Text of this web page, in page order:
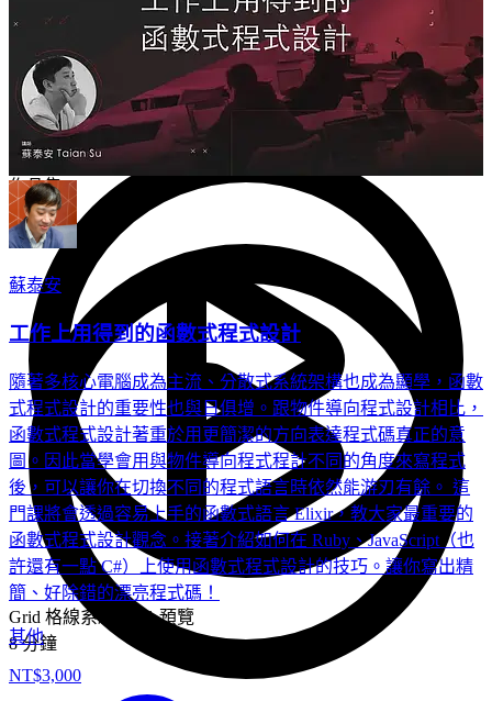
Flexbox
7 分鐘
Grid 格線系統 part1 預覽
8 分鐘
作品集
15 分鐘
蘇泰安
工作上用得到的函數式程式設計
隨著多核心電腦成為主流、分散式系統架構也成為顯學，函數
式程式設計的重要性也與日俱增。跟物件導向程式設計相比，
函數式程式設計著重於用更簡潔的方向表達程式碼真正的意
圖。因此當學會用與物件導向程式程計不同的角度來寫程式
後，可以讓你在切換不同的程式語言時依然能游刃有餘。 這
門課將會透過容易上手的函數式語言 Elixir，教大家最重要的
函數式程式設計觀念。接著介紹如何在 Ruby、JavaScript（也
許還有一點 C#）上使用函數式程式設計的技巧。讓你寫出精
簡、好除錯的漂亮程式碼！
其他
NT$3,000